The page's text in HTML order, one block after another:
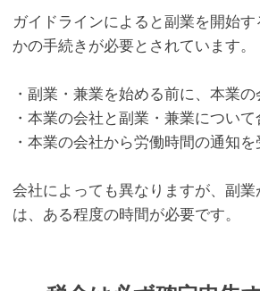
ガイドラインによると副業を開始
かの手続きが必要とされています。
・副業・兼業を始める前に、本業
・本業の会社と副業・兼業について
・本業の会社から労働時間の通知を
会社によっても異なりますが、副
は、ある程度の時間が必要です。